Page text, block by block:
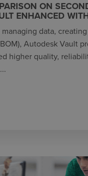
ON
ENHANCED
data,
Autodesk Vault
higher quality,